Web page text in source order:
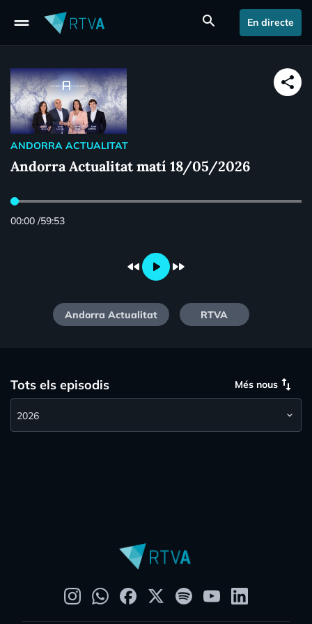
drag_handle search En directe
share
ANDORRA ACTUALITAT
Andorra Actualitat matí 18/05/2026
00:00 /59:53
fast_rewind play_arrow fast_forward
Andorra Actualitat RTVA
Tots els episodis Més nous swap_vert